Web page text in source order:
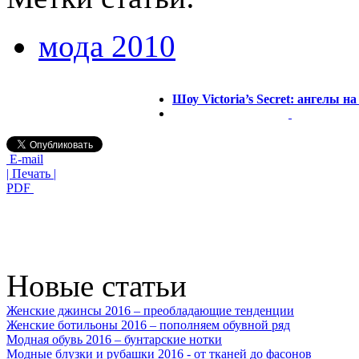
мода 2010
Шоу Victoria’s Secret: ангелы
E-mail
| Печать |
PDF
Новые статьи
Женские джинсы 2016 – преобладающие тенденции
Женские ботильоны 2016 – пополняем обувной ряд
Модная обувь 2016 – бунтарские нотки
Модные блузки и рубашки 2016 - от тканей до фасонов